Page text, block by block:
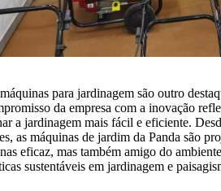
para jardinagem são outro
da empresa com a inovação
a jardinagem mais fácil e eficiente.
as máquinas de jardim da Panda são
eficaz, mas também amigo do
sustentáveis ​​em jardinagem e